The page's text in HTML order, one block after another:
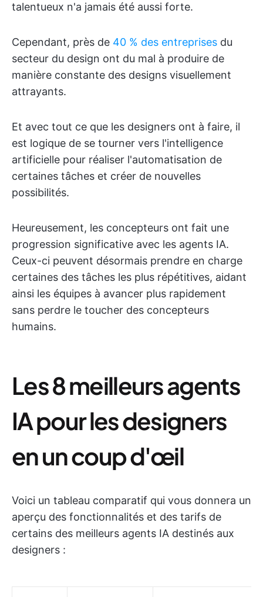
talentueux n'a jamais été aussi forte.
Cependant, près de 40 % des entreprises du
secteur du design ont du mal à produire de
manière constante des designs visuellement
attrayants.
Et avec tout ce que les designers ont à faire, il
est logique de se tourner vers l'intelligence
artificielle pour réaliser l'automatisation de
certaines tâches et créer de nouvelles
possibilités.
Heureusement, les concepteurs ont fait une
progression significative avec les agents IA.
Ceux-ci peuvent désormais prendre en charge
certaines des tâches les plus répétitives, aidant
ainsi les équipes à avancer plus rapidement
sans perdre le toucher des concepteurs
humains.
Les 8 meilleurs agents
IA pour les designers
en un coup d'œil
Voici un tableau comparatif qui vous donnera un
aperçu des fonctionnalités et des tarifs de
certains des meilleurs agents IA destinés aux
designers :